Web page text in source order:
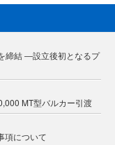
締結 ―設立後初となるプ
MT型バルカー引渡
項について